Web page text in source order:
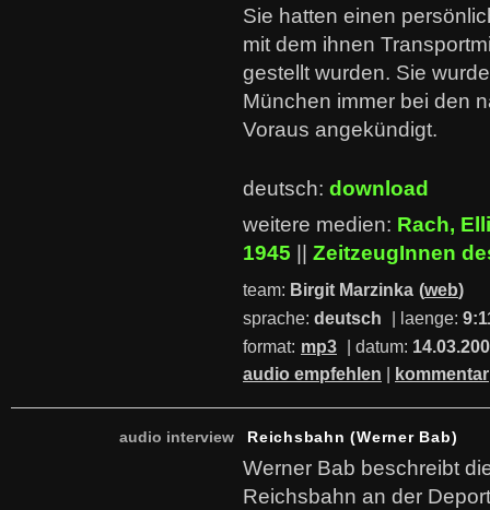
Sie hatten einen
mit dem ihnen
gestellt wurden. Sie
München immer bei den
Voraus angekündigt.
deutsch: download
weitere medien: Rach, Elli
1945
ZeitzeugInnen
team: Birgit Marzinka (web)
sprache: deutsch | laenge:
format: mp3 | datum:
audio empfehlen
kommentar
audio interview Reichsbahn (Werner Bab)
Werner Bab beschreibt
Reichsbahn an der